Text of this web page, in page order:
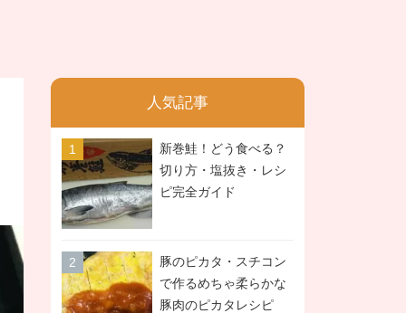
人気記事
新巻鮭！どう食べる？
切り方・塩抜き・レシ
ピ完全ガイド
豚のピカタ・スチコン
で作るめちゃ柔らかな
豚肉のピカタレシピ